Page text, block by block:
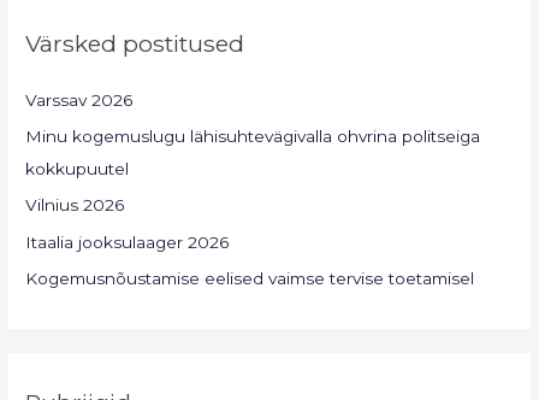
Värsked postitused
Varssav 2026
Minu kogemuslugu lähisuhtevägivalla ohvrina politseiga
kokkupuutel
Vilnius 2026
Itaalia jooksulaager 2026
Kogemusnõustamise eelised vaimse tervise toetamisel